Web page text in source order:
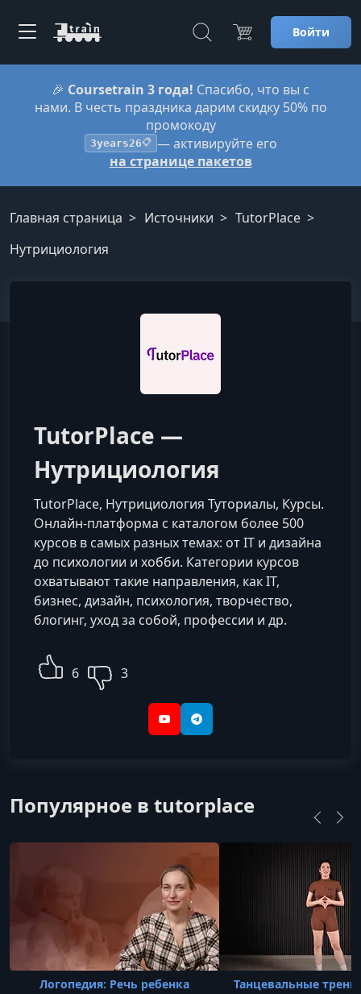
Войти
🎉 Coursetrain 3 года! Спасибо, что вы с
нами. В честь праздника дарим скидку 50% по
промокоду
3years26📋 — активируйте его
на странице пакетов
Главная страница Источники
TutorPlace
Нутрициология
TutorPlace —
Нутрициология
TutorPlace, Нутрициология Туториалы, Курсы.
Онлайн-платформа с каталогом более 500
курсов в самых разных темах: от IT и дизайна
до психологии и хобби. Категории курсов
охватывают такие направления, как IT,
бизнес, дизайн, психология, творчество,
блогинг, уход за собой, профессии и др.
6 3
YouTubeTelegram
Популярное в tutorplace
Логопедия: Речь ребенка Танцевальные